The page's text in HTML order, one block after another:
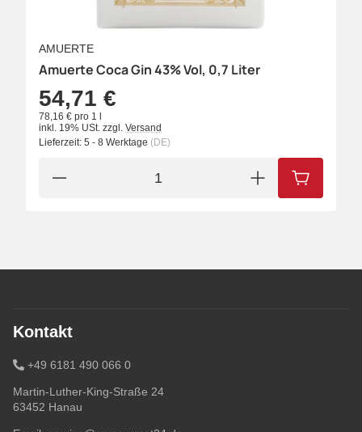
AMUERTE
Amuerte Coca Gin 43% Vol, 0,7 Liter
54,71 €
78,16 € pro 1 l
inkl. 19% USt. zzgl. Versand
Lieferzeit: 5 - 8 Werktage (DE)
IN DEN
Kontakt
+49 6181 490 066 0
Martin-Luther-King-Straße 24
63452 Hanau